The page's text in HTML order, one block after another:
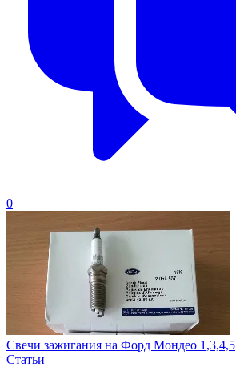
0
Свечи зажигания на Форд Мондео 1,3,4,5
Статьи